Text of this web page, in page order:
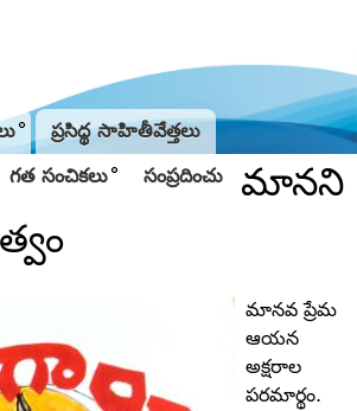
ప్రసిద్థ సాహితీవేత్తలు
గత సంచికలు సంప్రదించు
మానని
మానవ ప్రేమ
ఆయన
అక్షరాల
పరమార్థం.